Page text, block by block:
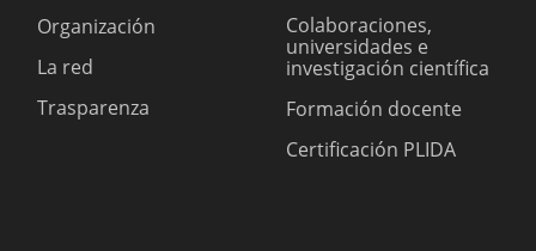
Organización
La red
Trasparenza
Colaboraciones,
universidades e
investigación científica
Formación docente
Certificación PLIDA